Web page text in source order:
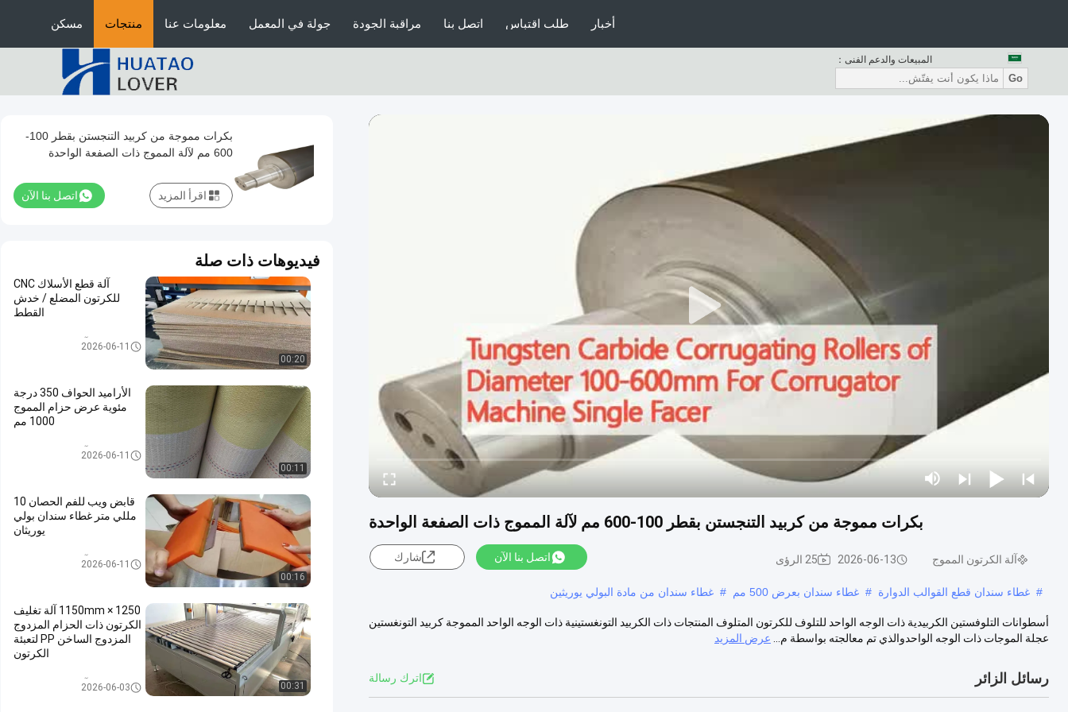
مسكن منتجات معلومات عنا جولة في المعمل مراقبة الجودة اتصل بنا طلب اقتباس أخبار
المبيعات والدعم الفنى：
Go
بكرات مموجة من كربيد التنجستن بقطر 100-600 مم لآلة المموج ذات الصفعة الواحدة
آلة الكرتون المموج 2026-06-13 25 الرؤى اتصل بنا الآن شارك
# غطاء سندان قطع القوالب الدوارة # غطاء سندان بعرض 500 مم # غطاء سندان من مادة البولي يوريثين
أسطوانات التلوفستين الكربيدية ذات الوجه الواحد للتلوف للكرتون المتلوف المنتجات ذات الكربيد التونغستينية ذات الوجه الواحد المموجة كربيد التونغستين
عجلة الموجات ذات الوجه الواحدوالذي تم معالجته بواسطة م...
عرض المزيد
رسائل الزائر اترك رسالة
بكرات مموجة من كربيد التنجستن بقطر 100-
600 مم لآلة المموج ذات الصفعة الواحدة
اتصل بنا الآن اقرأ المزيد
فيديوهات ذات صلة
00:20
آلة قطع الأسلاك CNC
للكرتون المضلع / خدش
القطط
آلة الكرتون المموج2026-06-11
00:11
الأراميد الحواف 350 درجة
مئوية عرض حزام المموج
1000 مم
آلة الكرتون المموج2026-06-11
00:16
قابض ويب للفم الحصان 10
مللي متر غطاء سندان بولي
يوريثان
آلة الكرتون المموج2026-06-11
00:31
1250 × 1150mm آلة تغليف
الكرتون ذات الحزام المزدوج
المزدوج الساخن PP لتعبئة
الكرتون
آلة الكرتون المموج2026-06-03